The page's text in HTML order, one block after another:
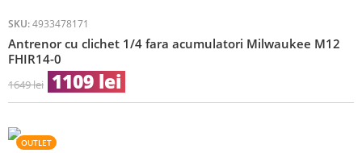
SKU: 4933478171
Antrenor cu clichet 1/4 fara acumulatori Milwaukee M12
FHIR14-0
1649lei 1109 lei
OUTLET